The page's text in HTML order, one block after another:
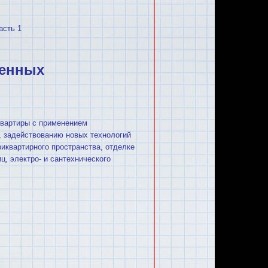
1
с применением
новых технологий
пространства, отделке
электро- и сантехнического